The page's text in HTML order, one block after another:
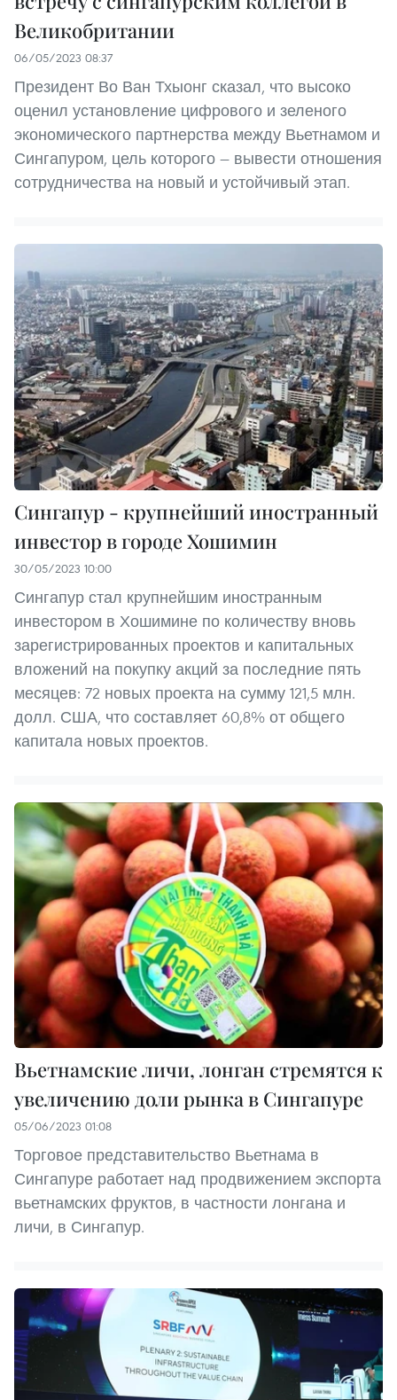
Великобритании
06/05/2023 08:37
Президент Во Ван Тхыонг сказал, что высоко
оценил установление цифрового и зеленого
экономического партнерства между Вьетнамом и
Сингапуром, цель которого — вывести отношения
сотрудничества на новый и устойчивый этап.
Сингапур - крупнейший иностранный
инвестор в городе Хошимин
30/05/2023 10:00
Сингапур стал крупнейшим иностранным
инвестором в Хошимине по количеству вновь
зарегистрированных проектов и капитальных
вложений на покупку акций за последние пять
месяцев: 72 новых проекта на сумму 121,5 млн.
долл. США, что составляет 60,8% от общего
капитала новых проектов.
Вьетнамские личи, лонган стремятся к
увеличению доли рынка в Сингапуре
05/06/2023 01:08
Торговое представительство Вьетнама в
Сингапуре работает над продвижением экспорта
вьетнамских фруктов, в частности лонгана и
личи, в Сингапур.